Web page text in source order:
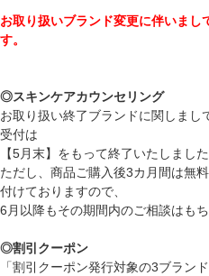
お取り扱いブランド変更に伴いまし
す。
◎スキンケアカウンセリング
お取り扱い終了ブランドに関しま
受付は
【5月末】をもって終了いたしました
ただし、商品ご購入後3カ月間は無
付けておりますので、
6月以降もその期間内のご相談はもち
◎割引クーポン
「割引クーポン発行対象の3ブランド